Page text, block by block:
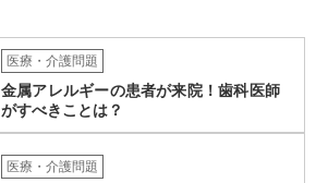
医療・介護問題
金属アレルギーの患者が来院！歯科医師
がすべきことは？
医療・介護問題